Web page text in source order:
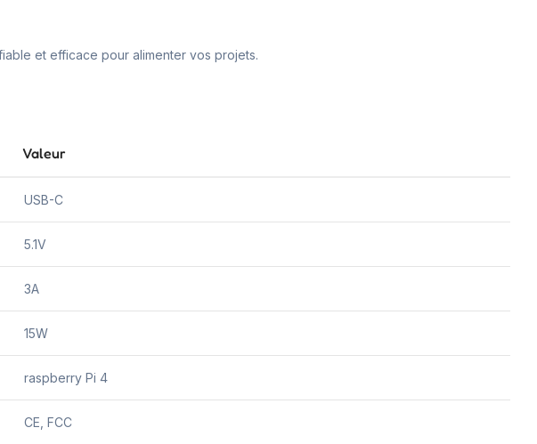
et efficace pour alimenter vos projets.
Valeur
USB-C
5.1V
3A
15W
raspberry Pi 4
CE, FCC